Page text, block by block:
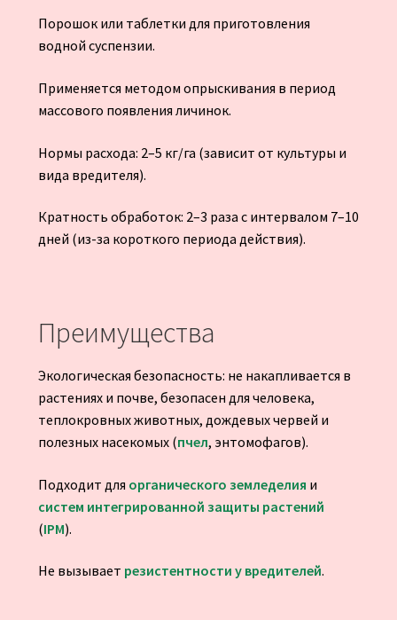
Порошок или таблетки для приготовления
водной суспензии.
Применяется методом опрыскивания в период
массового появления личинок.
Нормы расхода: 2–5 кг/га (зависит от культуры и
вида вредителя).
Кратность обработок: 2–3 раза с интервалом 7–10
дней (из-за короткого периода действия).
Преимущества
Экологическая безопасность: не накапливается в
растениях и почве, безопасен для человека,
теплокровных животных, дождевых червей и
полезных насекомых (пчел, энтомофагов).
Подходит для органического земледелия и
систем интегрированной защиты растений
(IPM).
Не вызывает резистентности у вредителей.